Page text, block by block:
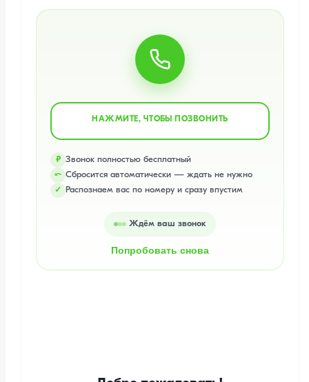
НАЖМИТЕ, ЧТОБЫ ПОЗВОНИТЬ
₽ Звонок полностью бесплатный
⤺ Сбросится автоматически — ждать не нужно
✓ Распознаем вас по номеру и сразу впустим
Ждём ваш звонок
Попробовать снова